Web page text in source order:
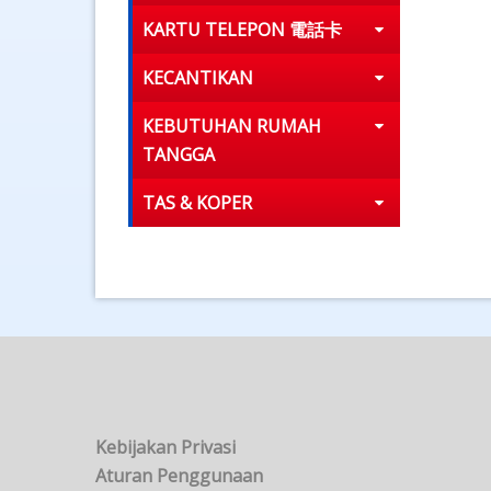
KARTU TELEPON 電話卡
KECANTIKAN
KEBUTUHAN RUMAH
TANGGA
TAS & KOPER
Kebijakan Privasi
Aturan Penggunaan